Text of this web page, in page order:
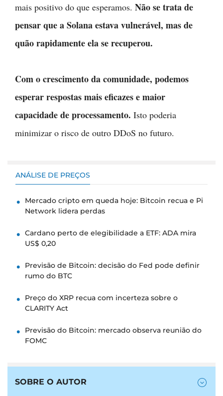
mais positivo do que esperamos. Não se trata de
pensar que a Solana estava vulnerável, mas de
quão rapidamente ela se recuperou.
Com o crescimento da comunidade, podemos
esperar respostas mais eficazes e maior
capacidade de processamento. Isto poderia
minimizar o risco de outro DDoS no futuro.
ANÁLISE DE PREÇOS
Mercado cripto em queda hoje: Bitcoin recua e Pi
Network lidera perdas
Cardano perto de elegibilidade a ETF: ADA mira
US$ 0,20
Previsão de Bitcoin: decisão do Fed pode definir
rumo do BTC
Preço do XRP recua com incerteza sobre o
CLARITY Act
Previsão do Bitcoin: mercado observa reunião do
FOMC
SOBRE O AUTOR